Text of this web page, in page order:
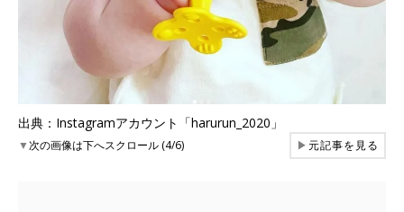
出典：Instagramアカウント「harurun_2020」
▼次の画像は下へスクロール (4/6) ▶元記事を見る